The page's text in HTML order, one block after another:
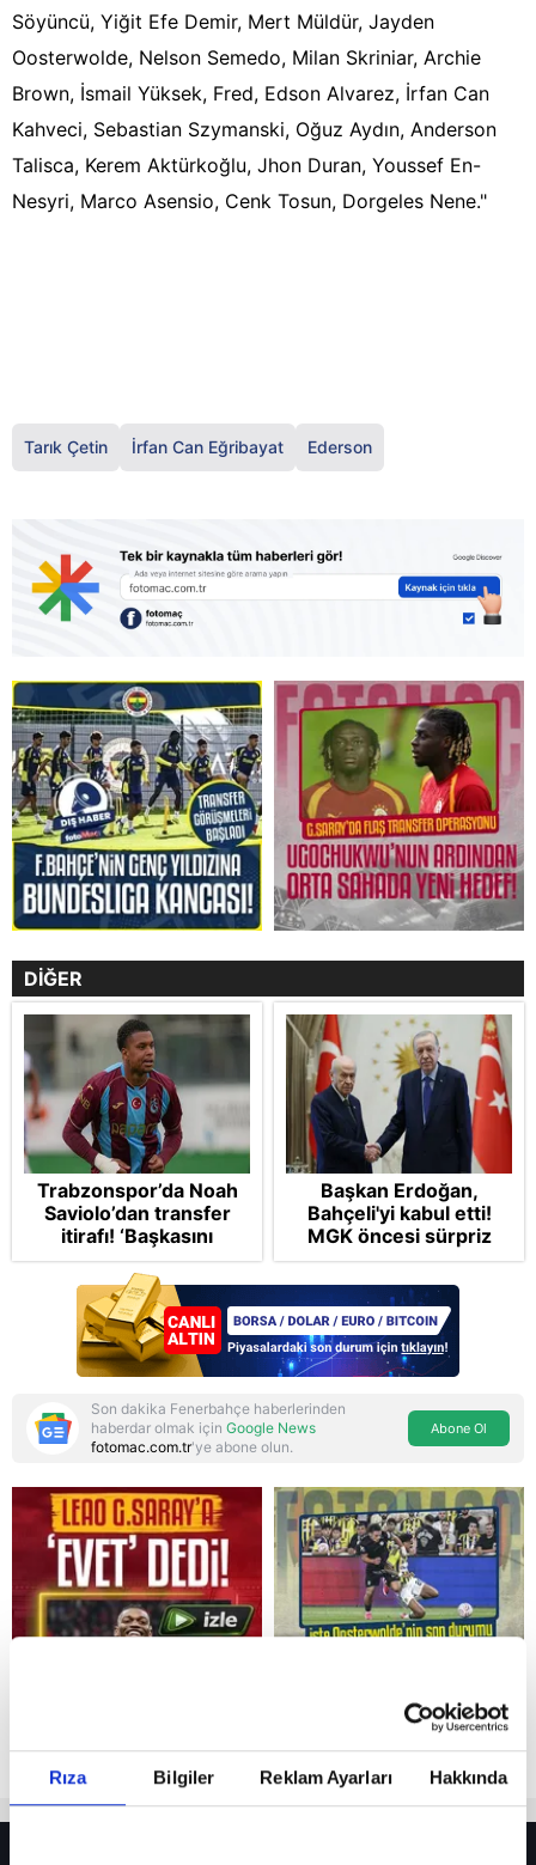
Rıza Bilgiler Reklam Ayarları Hakkında
Reddet
Söyüncü, Yiğit Efe Demir, Mert Müldür, Jayden
Oosterwolde, Nelson Semedo, Milan Skriniar, Archie
Brown, İsmail Yüksek, Fred, Edson Alvarez, İrfan Can
Kahveci, Sebastian Szymanski, Oğuz Aydın, Anderson
Talisca, Kerem Aktürkoğlu, Jhon Duran, Youssef En-
Nesyri, Marco Asensio, Cenk Tosun, Dorgeles Nene."
Tarık Çetin İrfan Can Eğribayat Ederson
DİĞER
Trabzonspor’da Noah
Saviolo’dan transfer
itirafı! ‘Başkasını
izlemeye geldi’
Başkan Erdoğan,
Bahçeli'yi kabul etti!
MGK öncesi sürpriz
zirve: Çerçeve Yasa
teklifi gündemde
Son dakika Fenerbahçe haberlerinden
haberdar olmak için Google News
fotomac.com.tr'ye abone olun.
Abone Ol